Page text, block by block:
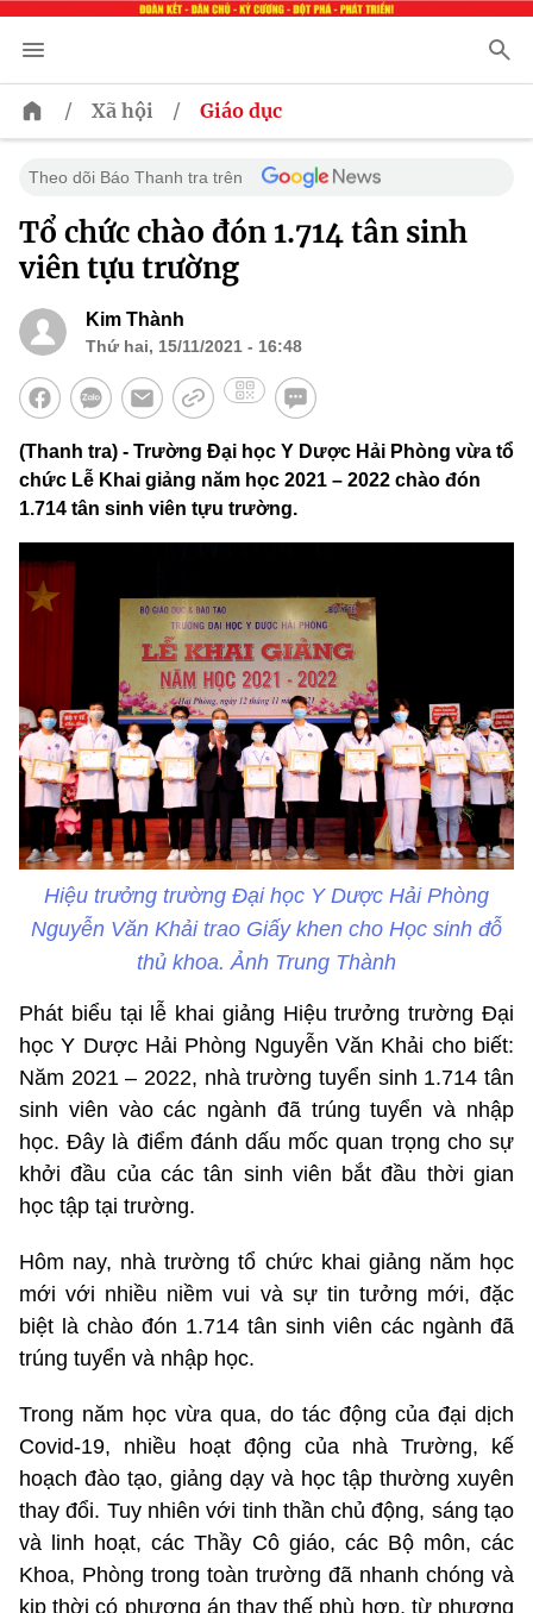
/ Xã hội / Giáo dục
Theo dõi Báo Thanh tra trên
Tổ chức chào đón 1.714 tân sinh
viên tựu trường
Kim Thành
Thứ hai, 15/11/2021 - 16:48
(Thanh tra) - Trường Đại học Y Dược Hải Phòng vừa tổ
chức Lễ Khai giảng năm học 2021 – 2022 chào đón
1.714 tân sinh viên tựu trường.
Hiệu trưởng trường Đại học Y Dược Hải Phòng
Nguyễn Văn Khải trao Giấy khen cho Học sinh đỗ
thủ khoa. Ảnh Trung Thành
Phát biểu tại lễ khai giảng Hiệu trưởng trường Đại
học Y Dược Hải Phòng Nguyễn Văn Khải cho biết:
Năm 2021 – 2022, nhà trường tuyển sinh 1.714 tân
sinh viên vào các ngành đã trúng tuyển và nhập
học. Đây là điểm đánh dấu mốc quan trọng cho sự
khởi đầu của các tân sinh viên bắt đầu thời gian
học tập tại trường.
Hôm nay, nhà trường tổ chức khai giảng năm học
mới với nhiều niềm vui và sự tin tưởng mới, đặc
biệt là chào đón 1.714 tân sinh viên các ngành đã
trúng tuyển và nhập học.
Trong năm học vừa qua, do tác động của đại dịch
Covid-19, nhiều hoạt động của nhà Trường, kế
hoạch đào tạo, giảng dạy và học tập thường xuyên
thay đổi. Tuy nhiên với tinh thần chủ động, sáng tạo
và linh hoạt, các Thầy Cô giáo, các Bộ môn, các
Khoa, Phòng trong toàn trường đã nhanh chóng và
kịp thời có phương án thay thế phù hợp, từ phương